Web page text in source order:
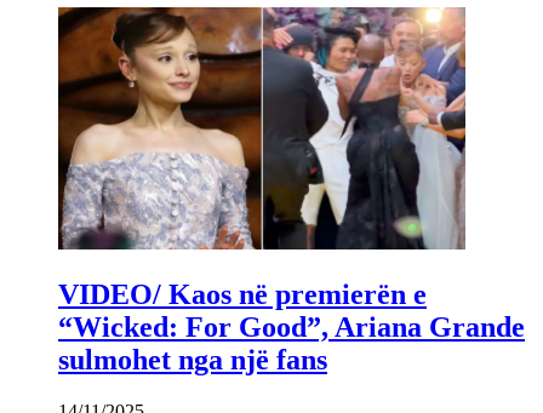
VIDEO/ Kaos në premierën e
“Wicked: For Good”, Ariana Grande
sulmohet nga një fans